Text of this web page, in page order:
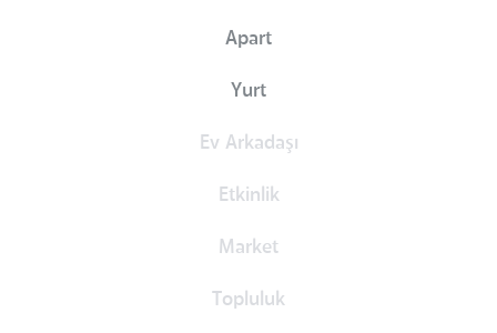
Apart
Yurt
Ev Arkadaşı
Etkinlik
Market
Topluluk